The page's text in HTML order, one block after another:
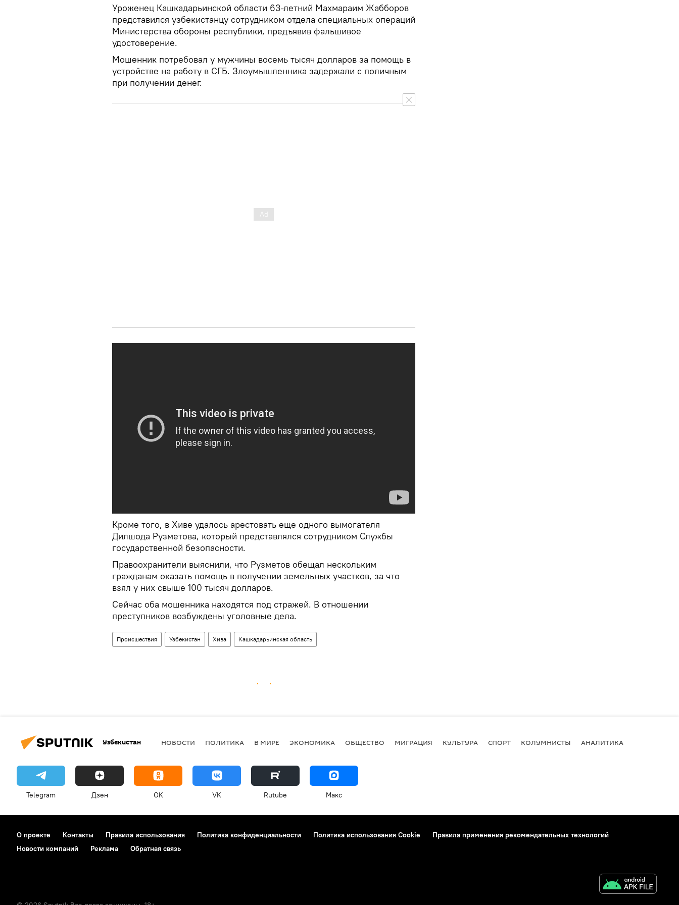
Уроженец Кашкадарьинской области 63-летний Махмараим Жабборов
представился узбекистанцу сотрудником отдела специальных операций
Министерства обороны республики, предъявив фальшивое
удостоверение.
Мошенник потребовал у мужчины восемь тысяч долларов за помощь в
устройстве на работу в СГБ. Злоумышленника задержали с поличным
при получении денег.
Кроме того, в Хиве удалось арестовать еще одного вымогателя
Дилшода Рузметова, который представлялся сотрудником Службы
государственной безопасности.
Правоохранители выяснили, что Рузметов обещал нескольким
гражданам оказать помощь в получении земельных участков, за что
взял у них свыше 100 тысяч долларов.
Сейчас оба мошенника находятся под стражей. В отношении
преступников возбуждены уголовные дела.
Происшествия Узбекистан Хива Кашкадарьинская область
Узбекистан НОВОСТИ ПОЛИТИКА В МИРЕ ЭКОНОМИКА ОБЩЕСТВО МИГРАЦИЯ КУЛЬТУРА СПОРТ КОЛУМНИСТЫ АНАЛИТИКА
Telegram Дзен OK VK Rutube Макс
О проекте Контакты Правила использования Политика конфиденциальности Политика использования Cookie
Правила применения рекомендательных технологий
Новости компаний
Реклама Обратная связь